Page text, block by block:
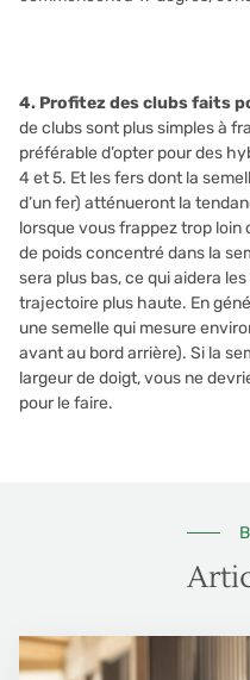
4. Profitez des clubs faits
de clubs sont plus simples à
préférable d’opter pour des
4 et 5. Et les fers dont la
d’un fer) atténueront la
lorsque vous frappez trop loin
de poids concentré dans la
sera plus bas, ce qui aidera
trajectoire plus haute. En
une semelle qui mesure
avant au bord arrière). Si la
largeur de doigt, vous ne
pour le faire.